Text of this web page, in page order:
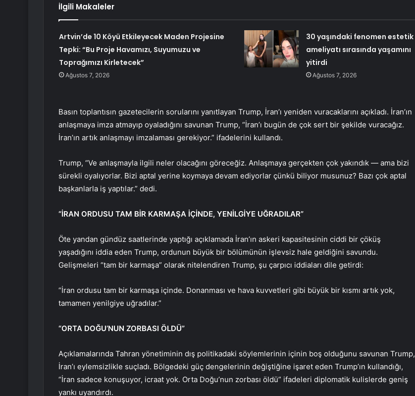
İlgili Makaleler
Artvin’de 10 Köyü Etkileyecek Maden Projesine
Tepki: “Bu Proje Havamızı, Suyumuzu ve
Toprağımızı Kirletecek”
Ağustos 7, 2026
30 yaşındaki fenomen estetik
ameliyatı sırasında yaşamını
yitirdi
Ağustos 7, 2026
Basın toplantısın gazetecilerin sorularını yanıtlayan Trump, İran’ı yeniden vuracaklarını açıkladı. İran’ın
anlaşmaya imza atmayıp oyaladığını savunan Trump, “İran’ı bugün de çok sert bir şekilde vuracağız.
İran’ın artık anlaşmayı imzalaması gerekiyor.” ifadelerini kullandı.
Trump, “Ve anlaşmayla ilgili neler olacağını göreceğiz. Anlaşmaya gerçekten çok yakındık — ama bizi
sürekli oyalıyorlar. Bizi aptal yerine koymaya devam ediyorlar çünkü biliyor musunuz? Bazı çok aptal
başkanlarla iş yaptılar.” dedi.
“İRAN ORDUSU TAM BİR KARMAŞA İÇİNDE, YENİLGİYE UĞRADILAR”
Öte yandan gündüz saatlerinde yaptığı açıklamada İran’ın askeri kapasitesinin ciddi bir çöküş
yaşadığını iddia eden Trump, ordunun büyük bir bölümünün işlevsiz hale geldiğini savundu.
Gelişmeleri “tam bir karmaşa” olarak nitelendiren Trump, şu çarpıcı iddiaları dile getirdi:
“İran ordusu tam bir karmaşa içinde. Donanması ve hava kuvvetleri gibi büyük bir kısmı artık yok,
tamamen yenilgiye uğradılar.”
“ORTA DOĞU’NUN ZORBASI ÖLDÜ”
Açıklamalarında Tahran yönetiminin dış politikadaki söylemlerinin içinin boş olduğunu savunan Trump,
İran’ı eylemsizlikle suçladı. Bölgedeki güç dengelerinin değiştiğine işaret eden Trump’ın kullandığı,
“İran sadece konuşuyor, icraat yok. Orta Doğu’nun zorbası öldü” ifadeleri diplomatik kulislerde geniş
yankı uyandırdı.